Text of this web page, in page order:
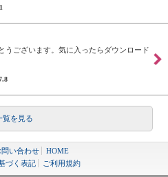
うございます。気に入ったらダウンロード
覧を見る
問い合わせ
HOME
づく表記
ご利用規約